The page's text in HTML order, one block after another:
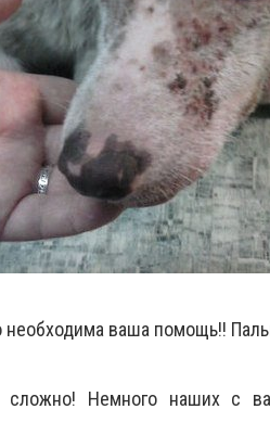
ваша помощь!!
сложно! Немного наших с